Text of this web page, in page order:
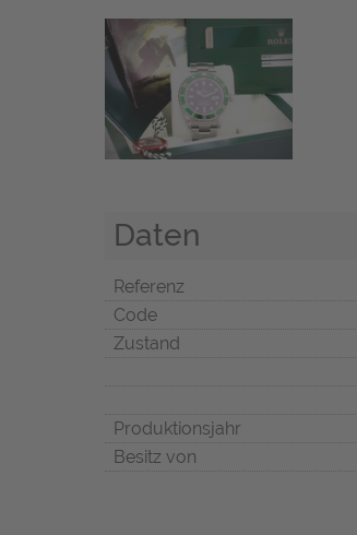
Daten
Referenz
Code
Zustand
Produktionsjahr
Besitz von